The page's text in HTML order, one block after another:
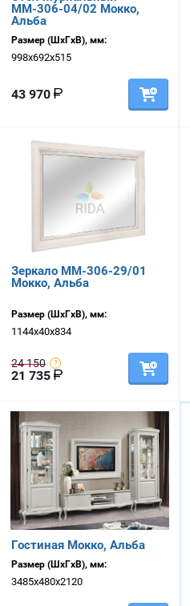
ММ-306-04/02 Мокко,
Альба
Размер (ШхГхВ), мм:
998х692х515
43 970
Зеркало ММ-306-29/01
Мокко, Альба
Размер (ШхГхВ), мм:
1144х40х834
24 150
21 735
Гостиная Мокко, Альба
Размер (ШхГхВ), мм:
3485х480х2120